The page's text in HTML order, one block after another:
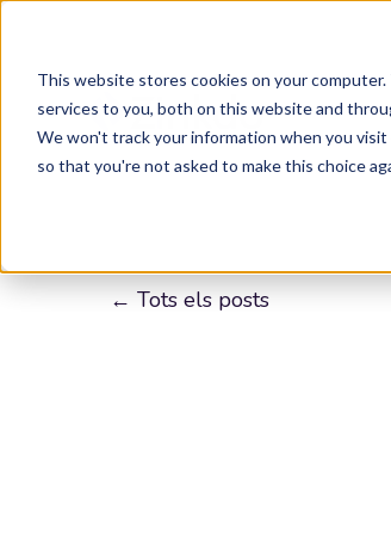
This website stores cookies on your
services to you, both on this website and
We won't track your information when you
so that you're not asked to make this choice
Tots els posts